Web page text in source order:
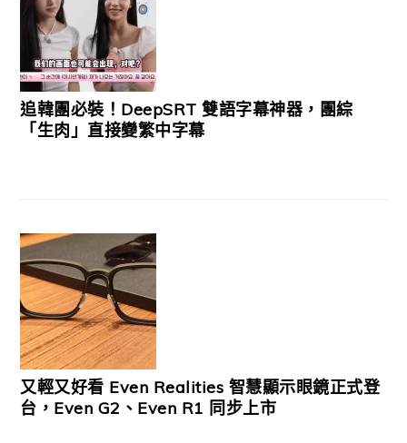
追韓團必裝！DeepSRT 雙語字幕神器，團綜
「生肉」直接變繁中字幕
又輕又好看 Even Realities 智慧顯示眼鏡正式登
台，Even G2、Even R1 同步上市